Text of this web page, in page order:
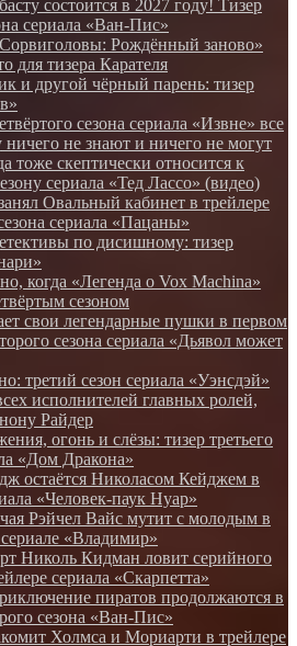
состоится в 2027 году! Тизер
сериала «Ван-Пис»
Рождённый заново»
для тизера Карателя
и другой чёрный парень: тизер
сезона сериала «Извне» все
не знают и ничего не могут
тоже скептически относится к
сериала «Тед Лассо» (видео)
Овальный кабинет в трейлере
сериала «Пацаны»
по дисишному: тизер
когда «Легенда о Vox Machina»
сезоном
свои легендарные пушки в первом
сезона сериала «Дьявол может
третий сезон сериала «Уэнсдэй»
исполнителей главных ролей,
Райдер
огонь и слёзы: тизер третьего
«Дом Дракона»
остаётся Николасом Кейджем в
«Человек-паук Нуар»
Рэйчел Вайс мутит с молодым в
«Владимир»
Николь Кидман ловит серийного
сериала «Скарпетта»
пиратов продолжаются в
сезона «Ван-Пис»
Холмса и Мориарти в трейлере